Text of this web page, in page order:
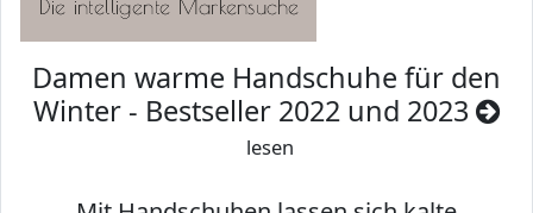
Damen warme Handschuhe für den
Winter - Bestseller 2022 und 2023
lesen